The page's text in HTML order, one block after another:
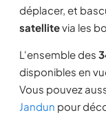
déplacer, et
satellitevia les
L'ensemble des
disponibles en
Vous pouvez
Jandun pour